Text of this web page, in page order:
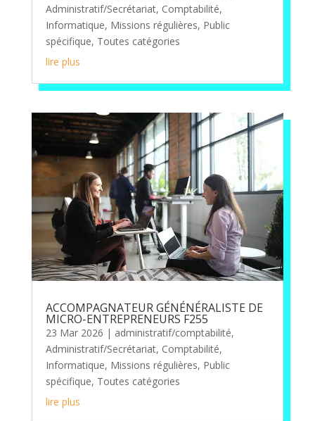
Administratif/Secrétariat, Comptabilité,
Informatique, Missions régulières, Public
spécifique, Toutes catégories
lire plus
ACCOMPAGNATEUR GÉNÉNÉRALISTE DE
MICRO-ENTREPRENEURS F255
23 Mar 2026 | administratif/comptabilité,
Administratif/Secrétariat, Comptabilité,
Informatique, Missions régulières, Public
spécifique, Toutes catégories
lire plus